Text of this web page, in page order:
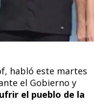
habló este martes
el Gobierno y
el pueblo de la